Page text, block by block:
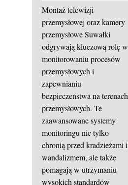
Montaż telewizji
przemysłowej oraz kamery
przemysłowe Suwałki
odgrywają kluczową rolę w
monitorowaniu procesów
przemysłowych i
zapewnianiu
bezpieczeństwa na terenach
przemysłowych. Te
zaawansowane systemy
monitoringu nie tylko
chronią przed kradzieżami i
wandalizmem, ale także
pomagają w utrzymaniu
wysokich standardów